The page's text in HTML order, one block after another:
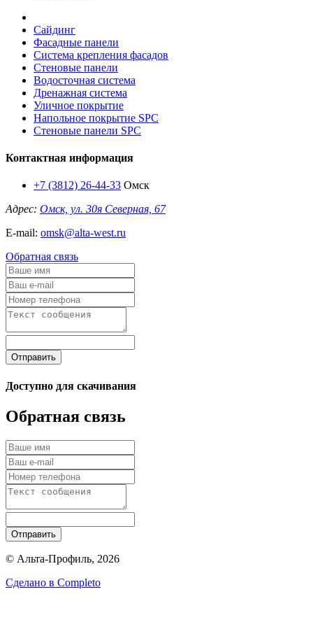
Сайдинг
Фасадные панели
Система крепления фасадов
Стеновые панели
Водосточная система
Дренажная система
Уличное покрытие
Напольное покрытие SPC
Стеновые панели SPC
Контактная информация
+7 (3812) 26-44-33 Омск
Адрес: Омск, ул. 30я Северная, 67
E-mail: omsk@alta-west.ru
Обратная связь
Отправить
Доступно для скачивания
Обратная связь
Отправить
© Альта-Профиль, 2026
Сделано в Completo